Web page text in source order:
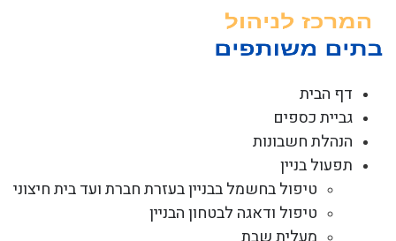
דף הבית
גביית כספים
הנהלת חשבונות
תפעול בניין
טיפול בחשמל בבניין בעזרת חברת ועד בית חיצוני
טיפול ודאגה לבטחון הבניין